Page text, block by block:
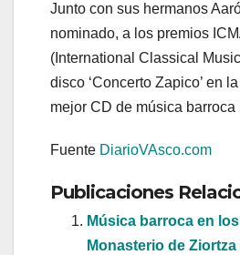
Junto con sus hermanos
nominado, a los premios
(International Classical
disco ‘Concerto Zapico’ en
mejor CD de música barroca
Fuente DiarioVAsco.com
Publicaciones
Música barroca en
Monasterio de Ziortza